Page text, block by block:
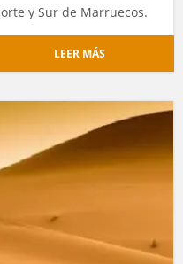
y Sur de Marruecos.
LEER MÁS